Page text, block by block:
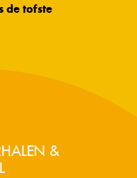
de tofste
&